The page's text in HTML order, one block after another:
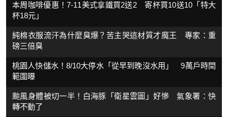
本周咖啡優惠！7-11美式拿鐵買2送2 寄杯買10送10「特大
杯18元」
純棉衣服流汗為什麼臭爆？苦主哭這材質才魔王 專家：重
磅三倍臭
桃園人快儲水！8/10大停水「從早到晚沒水用」 9萬戶時間
範圍曝
颱風身體被切一半！白海豚「衛星雲圖」好慘 氣象署：快
轉不動了